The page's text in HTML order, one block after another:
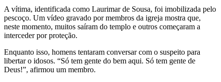
A vítima, identificada como Laurimar de Sousa, foi imobilizada pelo
pescoço. Um vídeo gravado por membros da igreja mostra que,
neste momento, muitos saíram do templo e outros começaram a
interceder por proteção.
Enquanto isso, homens tentaram conversar com o suspeito para
libertar o idosos. “Só tem gente do bem aqui. Só tem gente de
Deus!”, afirmou um membro.